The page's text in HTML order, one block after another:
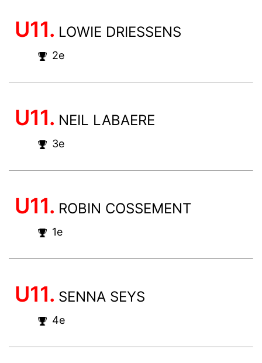
U11. LOWIE DRIESSENS
2e
U11. NEIL LABAERE
3e
U11. ROBIN COSSEMENT
1e
U11. SENNA SEYS
4e